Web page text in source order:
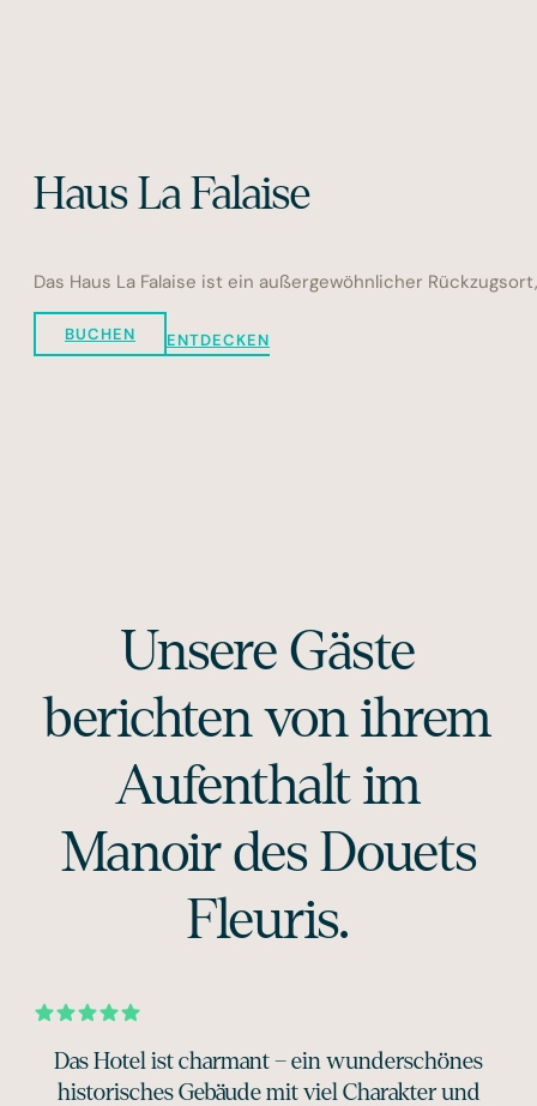
Haus La Falaise
Das Haus La Falaise ist ein außergewöhnlicher
BUCHEN ENTDECKEN
Unsere Gäste
berichten von ihrem
Aufenthalt im
Manoir des Douets
Fleuris.
Das Hotel ist charmant – ein wunderschönes
historisches Gebäude mit viel Charakter und